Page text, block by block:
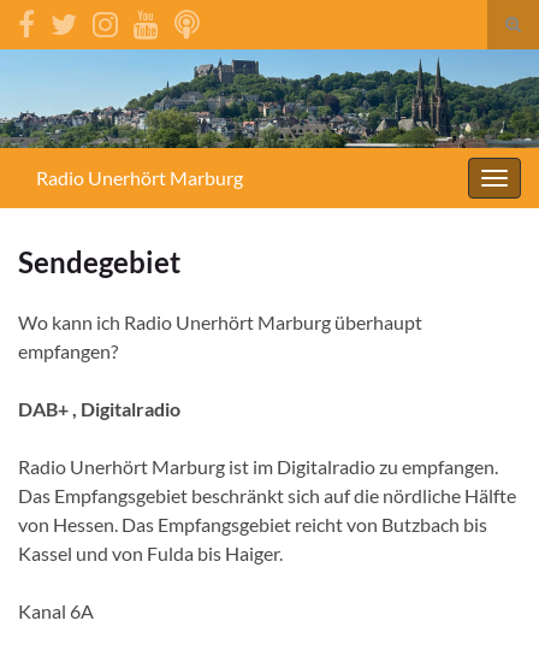
Search for:
Radio Unerhört Marburg
Sendegebiet
Wo kann ich Radio Unerhört Marburg überhaupt
empfangen?
DAB+ , Digitalradio
Radio Unerhört Marburg ist im Digitalradio zu empfangen.
Das Empfangsgebiet beschränkt sich auf die nördliche Hälfte
von Hessen. Das Empfangsgebiet reicht von Butzbach bis
Kassel und von Fulda bis Haiger.
Kanal 6A